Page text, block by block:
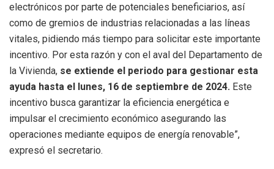
electrónicos por parte de potenciales beneficiarios, así
como de gremios de industrias relacionadas a las líneas
vitales, pidiendo más tiempo para solicitar este importante
incentivo. Por esta razón y con el aval del Departamento de
la Vivienda, se extiende el periodo para gestionar esta
ayuda hasta el lunes, 16 de septiembre de 2024. Este
incentivo busca garantizar la eficiencia energética e
impulsar el crecimiento económico asegurando las
operaciones mediante equipos de energía renovable”,
expresó el secretario.